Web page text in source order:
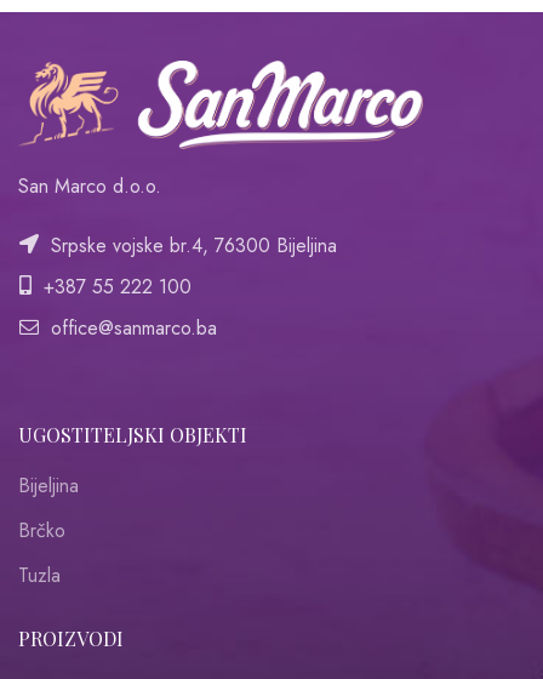
San Marco d.o.o.
Srpske vojske br.4, 76300 Bijeljina
+387 55 222 100
office@sanmarco.ba
UGOSTITELJSKI OBJEKTI
Bijeljina
Brčko
Tuzla
PROIZVODI